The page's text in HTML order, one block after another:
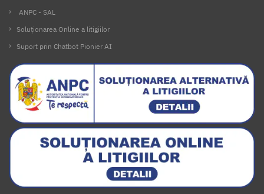
ANPC - SAL
Soluționarea Online a litigiilor
Suport prin Chatbot Pionier AI